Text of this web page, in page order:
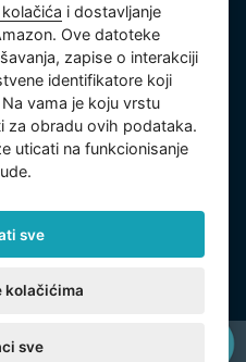
sudu u Pragu,
broj kompanije:
broj: CZ26150808.
s.r.o. All rights reserved.
i dostavljanje
Ove datoteke
zapise o interakciji
identifikatore koji
vama je koju vrstu
za obradu ovih podataka.
uticati na funkcionisanje
sve
kolačićima
sve